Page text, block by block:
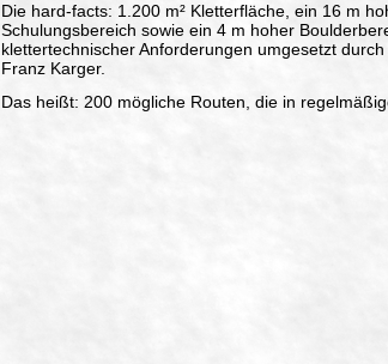
Die hard-facts: 1.200 m² Kletterfläche, ein 16 m
Schulungsbereich sowie ein 4 m hoher
klettertechnischer Anforderungen umgesetzt
Franz Karger.
Das heißt: 200 mögliche Routen, die in